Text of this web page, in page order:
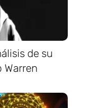
de su